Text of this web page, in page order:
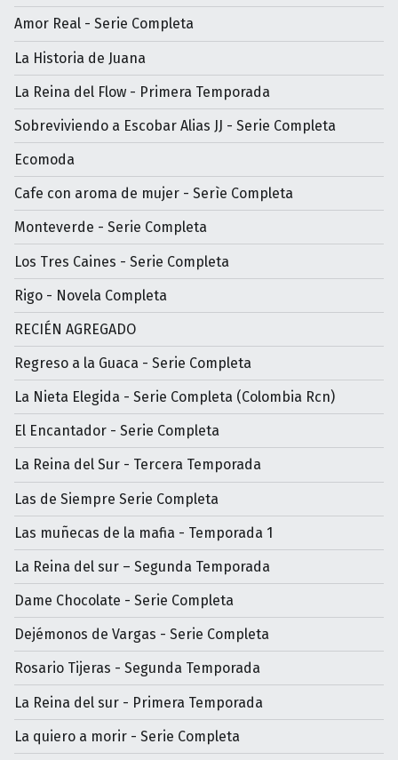
Amor Real - Serie Completa
La Historia de Juana
La Reina del Flow - Primera Temporada
Sobreviviendo a Escobar Alias JJ - Serie Completa
Ecomoda
Cafe con aroma de mujer - Serìe Completa
Monteverde - Serie Completa
Los Tres Caines - Serie Completa
Rigo - Novela Completa
RECIÉN AGREGADO
Regreso a la Guaca - Serie Completa
La Nieta Elegida - Serie Completa (Colombia Rcn)
El Encantador - Serie Completa
La Reina del Sur - Tercera Temporada
Las de Siempre Serie Completa
Las muñecas de la mafia - Temporada 1
La Reina del sur – Segunda Temporada
Dame Chocolate - Serie Completa
Dejémonos de Vargas - Serie Completa
Rosario Tijeras - Segunda Temporada
La Reina del sur - Primera Temporada
La quiero a morir - Serie Completa